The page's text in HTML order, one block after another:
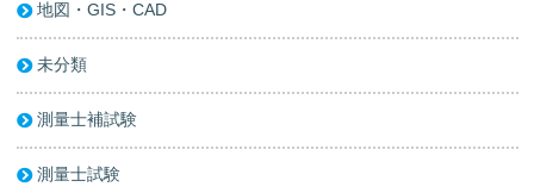
地図・GIS・CAD
未分類
測量士補試験
測量士試験